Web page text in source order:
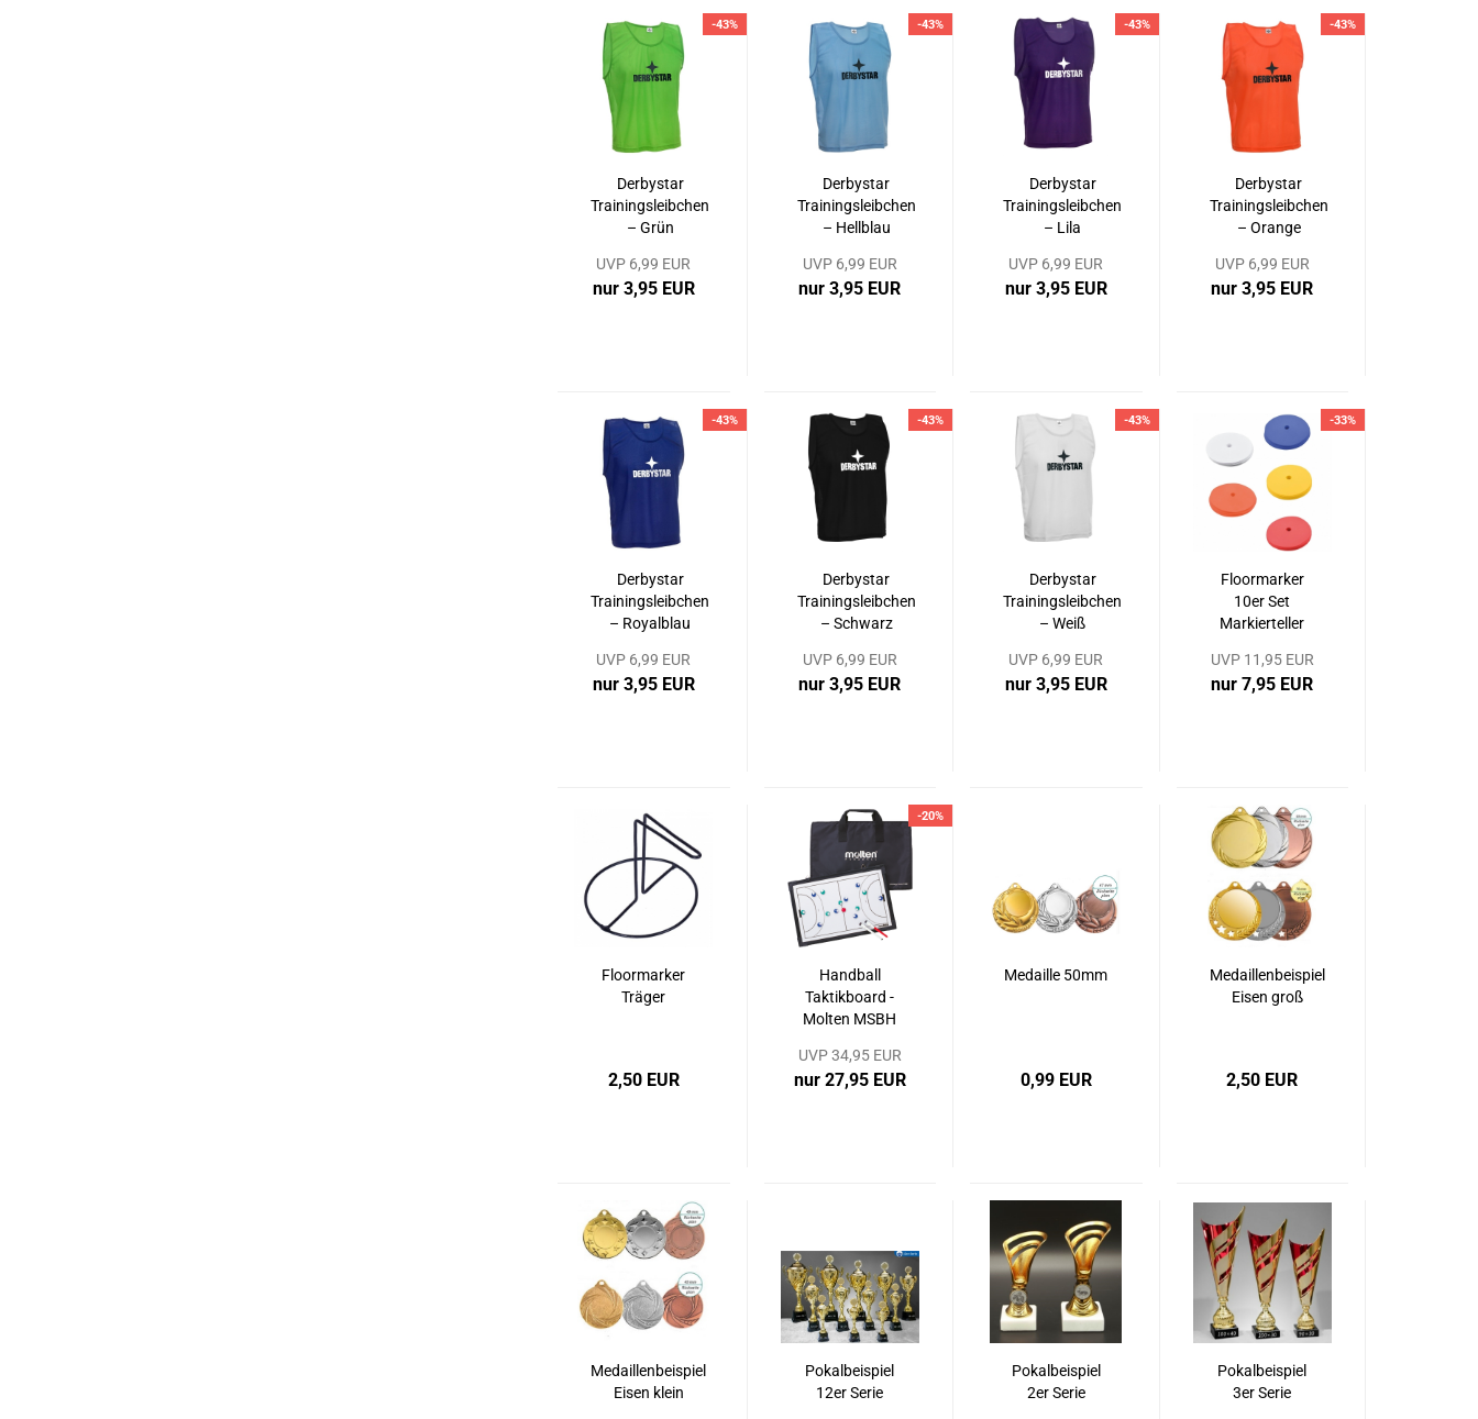
-43%
Derbystar
Trainingsleibchen
– Grün
UVP 6,99 EUR
nur 3,95 EUR
-43%
Derbystar
Trainingsleibchen
– Hellblau
UVP 6,99 EUR
nur 3,95 EUR
-43%
Derbystar
Trainingsleibchen
– Lila
UVP 6,99 EUR
nur 3,95 EUR
-43%
Derbystar
Trainingsleibchen
– Orange
UVP 6,99 EUR
nur 3,95 EUR
-43%
Derbystar
Trainingsleibchen
– Royalblau
UVP 6,99 EUR
nur 3,95 EUR
-43%
Derbystar
Trainingsleibchen
– Schwarz
UVP 6,99 EUR
nur 3,95 EUR
-43%
Derbystar
Trainingsleibchen
– Weiß
UVP 6,99 EUR
nur 3,95 EUR
-33%
Floormarker
10er Set
Markierteller
UVP 11,95 EUR
nur 7,95 EUR
Floormarker
Träger
2,50 EUR
-20%
Handball
Taktikboard -
Molten MSBH
UVP 34,95 EUR
nur 27,95 EUR
Medaille 50mm
0,99 EUR
Medaillenbeispiel
Eisen groß
2,50 EUR
Medaillenbeispiel
Eisen klein
Pokalbeispiel
12er Serie
Pokalbeispiel
2er Serie
Pokalbeispiel
3er Serie